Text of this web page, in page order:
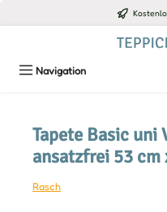
Zum Hauptinhalt springen
Navigation
Tapete Basic
ansatzfrei 53 cm
Rasch